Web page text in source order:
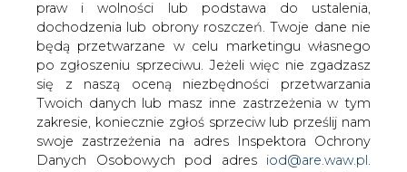
się z naszą oceną niezbędności przetwarzania
Twoich danych lub masz inne zastrzeżenia w tym
zakresie, koniecznie zgłoś sprzeciw lub prześlij nam
swoje zastrzeżenia na adres Inspektora Ochrony
Danych Osobowych pod adresiod@are.waw.pl.
Wycofanie zgody nie wpływa na zgodność z
prawem przetwarzania dokonanego przed jej
wycofaniem.
poszukiwawczo-wydobywczych. Niezbędnym do
uzyskania tego statusu jest posiadanie odpowiedniej
organizacji w Norwegii.
Przyznanie statusu operatora było ostatnim krokiem
procesu tzw. prekwalifikacji. Proces ten przebiegał
według ściśle określonej procedury i pozytywnie
zweryfikował kompetencje PGNiG Nowary. Obejmował
m.in. audyt przeprowadzony przez przedstawicieli